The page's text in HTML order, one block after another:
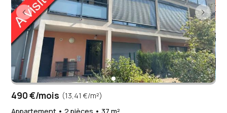
490 €/mois (13,41 €/m²)